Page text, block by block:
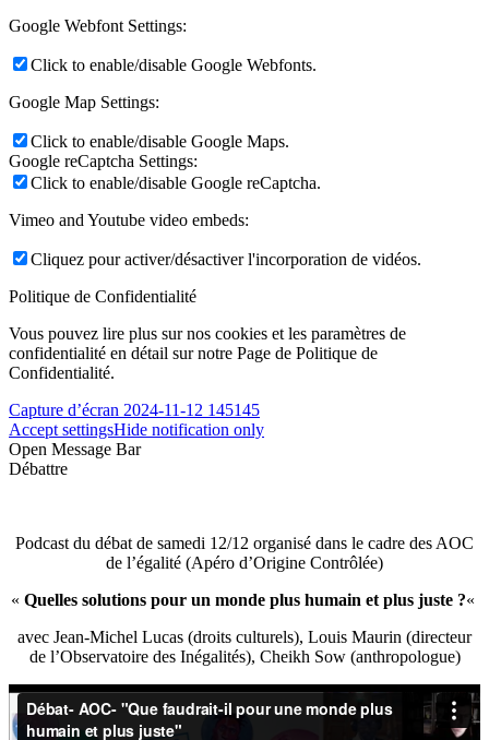
Google Webfont Settings:
Click to enable/disable Google Webfonts.
Google Map Settings:
Click to enable/disable Google Maps.
Google reCaptcha Settings:
Click to enable/disable Google reCaptcha.
Vimeo and Youtube video embeds:
Cliquez pour activer/désactiver l'incorporation de vidéos.
Politique de Confidentialité
Vous pouvez lire plus sur nos cookies et les paramètres de
confidentialité en détail sur notre Page de Politique de
Confidentialité.
Capture d’écran 2024-11-12 145145
Accept settingsHide notification only
Open Message Bar
Débattre
Podcast du débat de samedi 12/12 organisé dans le cadre des AOC
de l’égalité (Apéro d’Origine Contrôlée)
« Quelles solutions pour un monde plus humain et plus juste ?«
avec Jean-Michel Lucas (droits culturels), Louis Maurin (directeur
de l’Observatoire des Inégalités), Cheikh Sow (anthropologue)